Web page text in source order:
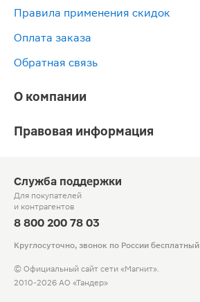
Правила применения скидок
Оплата заказа
Обратная связь
О компании
Правовая информация
Служба поддержки
Для покупателей
и контрагентов
8 800 200 78 03
Круглосуточно, звонок по России бесплатный
© Официальный сайт сети «Магнит».
2010-2026 АО «Тандер»